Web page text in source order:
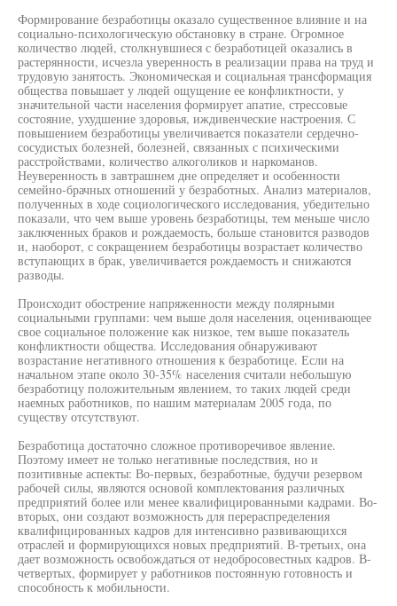
Формирование безработицы оказало существенное влияние и на
социально-психологическую обстановку в стране. Огромное
количество людей, столкнувшиеся с безработицей оказались в
растерянности, исчезла уверенность в реализации права на труд и
трудовую занятость. Экономическая и социальная трансформация
общества повышает у людей ощущение ее конфликтности, у
значительной части населения формирует апатие, стрессовые
состояние, ухудшение здоровья, иждивенческие настроения. С
повышением безработицы увеличивается показатели сердечно-
сосудистых болезней, болезней, связанных с психическими
расстройствами, количество алкоголиков и наркоманов.
Неуверенность в завтрашнем дне определяет и особенности
семейно-брачных отношений у безработных. Анализ материалов,
полученных в ходе социологического исследования, убедительно
показали, что чем выше уровень безработицы, тем меньше число
заключенных браков и рождаемость, больше становится разводов
и, наоборот, с сокращением безработицы возрастает количество
вступающих в брак, увеличивается рождаемость и снижаются
разводы.
Происходит обострение напряженности между полярными
социальными группами: чем выше доля населения, оценивающее
свое социальное положение как низкое, тем выше показатель
конфликтности общества. Исследования обнаруживают
возрастание негативного отношения к безработице. Если на
начальном этапе около 30-35% населения считали небольшую
безработицу положительным явлением, то таких людей среди
наемных работников, по нашим материалам 2005 года, по
существу отсутствуют.
Безработица достаточно сложное противоречивое явление.
Поэтому имеет не только негативные последствия, но и
позитивные аспекты: Во-первых, безработные, будучи резервом
рабочей силы, являются основой комплектования различных
предприятий более или менее квалифицированными кадрами. Во-
вторых, они создают возможность для перераспределения
квалифицированных кадров для интенсивно развивающихся
отраслей и формирующихся новых предприятий. В-третьих, она
дает возможность освобождаться от недобросовестных кадров. В-
четвертых, формирует у работников постоянную готовность и
способность к мобильности.